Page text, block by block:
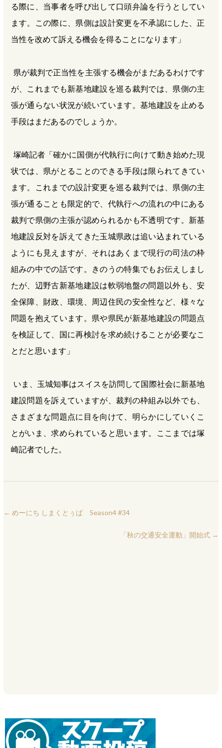
る際に、当事者を呼び出して口頭弁論を行うとしてい
ます。この際に、県側は設計変更を不承認にした、正
当性を改めて訴える機会を得ることになります」
県が裁判で正当性を主張する機会がまだあるわけです
が、これまでも新基地建設を巡る裁判では、県側の主
張が通らない状況が続いています。基地建設を止める
手段はまだあるのでしょうか。
塚崎記者「確かに国側が代執行に向けて動き始めた現
状では、県がとることのできる手段は限られてきてい
ます。これまでの設計変更を巡る裁判では、県側の主
張が通ることも限定的で、代執行への流れの中にある
裁判で県側の主張が認められるかも不透明です。新基
地建設反対を訴えてきた玉城県政は追い込まれている
ようにも見えますが、それはあくまで現行の司法の枠
組みの中での話です。きのうの特集でもお伝えしまし
たが、辺野古新基地建設は軟弱地盤の問題以外も、安
全保障、財政、環境、周辺住民の安全性など、様々な
問題を抱えています。県や県民が新基地建設の問題点
を検証して、国に再検討を求め続けることが必要なこ
とだと思います」
いま、玉城知事はスイスを訪問して国際社会に新基地
建設問題を訴えていますが、裁判の枠組み以外でも、
さまざまな問題点に目を向けて、明らかにしていくこ
とがいま、求められていると思います。ここまでは塚
崎記者でした。
← めーにち しまくとぅば Season4 #34
「秋の交通安全運動」開始式 →